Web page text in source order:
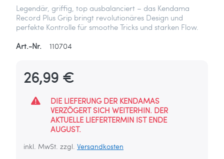
Legendär, griffig, top ausbalanciert – das Kendama
Record Plus Grip bringt revolutionäres Design und
perfekte Kontrolle für smoothe Tricks und starken Flow.
Art.-Nr.
110704
26,99 €
DIE LIEFERUNG DER KENDAMAS
VERZÖGERT SICH WEITERHIN. DER
AKTUELLE LIEFERTERMIN IST ENDE
AUGUST.
inkl. MwSt. zzgl. Versandkosten